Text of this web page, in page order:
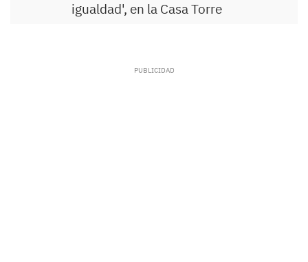
igualdad', en la Casa Torre